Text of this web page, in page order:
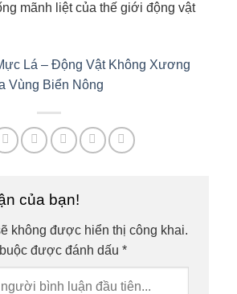
mãnh liệt của thế giới động vật
Lá – Động Vật Không Xương
Vùng Biển Nông
của bạn!
không được hiển thị công khai.
được đánh dấu *